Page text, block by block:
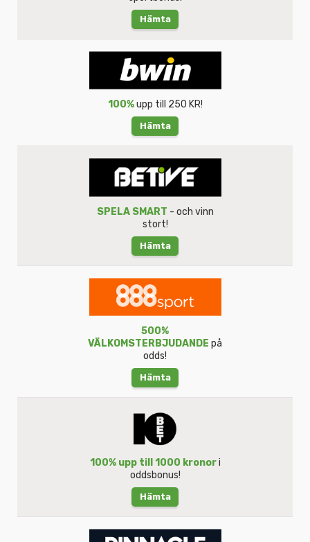
Hämta
100%upp till 250 KR!
Hämta
SPELA SMART - och vinn
stort!
Hämta
500%
VÄLKOMSTERBJUDANDE på
odds!
Hämta
100% upp till 1000 kronori
oddsbonus!
Hämta